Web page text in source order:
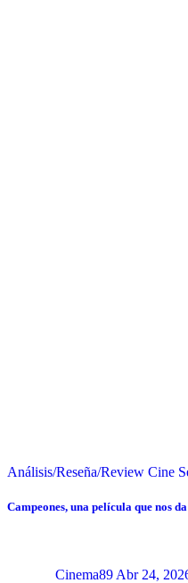
Análisis/Reseña/Review Cine
Campeones, una película que nos
Cinema89 Abr 24,